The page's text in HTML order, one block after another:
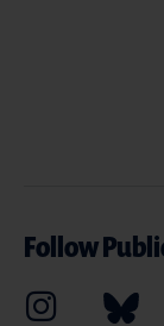
Follow